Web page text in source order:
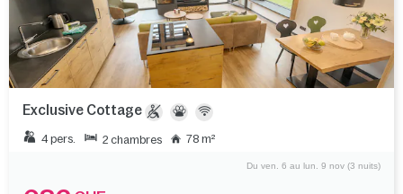
Exclusive Cottage
4 pers. 2 chambres 78 m²
Du ven. 6 au lun. 9 nov (3 nuits)